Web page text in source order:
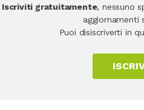
Iscriviti gratuitamente, nessuno
aggiornamenti
Puoi disiscriverti in